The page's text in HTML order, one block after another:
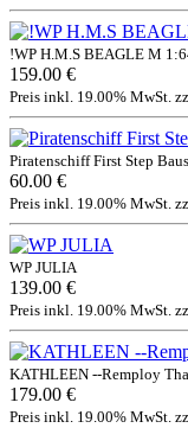
!WP H.M.S BEAGLE M
159.00 €
Preis inkl. 19.00% MwSt.
Piratenschiff First Step
60.00 €
Preis inkl. 19.00% MwSt.
WP JULIA
139.00 €
Preis inkl. 19.00% MwSt.
KATHLEEN --Remploy
179.00 €
Preis inkl. 19.00% MwSt.